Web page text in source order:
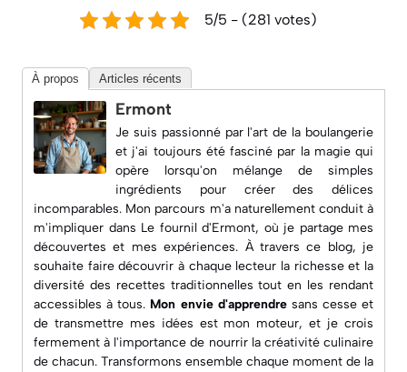
5/5 - (281 votes)
À propos Articles récents
Ermont
Je suis passionné par l'art de la boulangerie
et j'ai toujours été fasciné par la magie qui
opère lorsqu'on mélange de simples
ingrédients pour créer des délices
incomparables. Mon parcours m'a naturellement conduit à
m'impliquer dans Le fournil d'Ermont, où je partage mes
découvertes et mes expériences. À travers ce blog, je
souhaite faire découvrir à chaque lecteur la richesse et la
diversité des recettes traditionnelles tout en les rendant
accessibles à tous. Mon envie d'apprendresans cesse et
de transmettre mes idées est mon moteur, et je crois
fermement à l'importance de nourrir la créativité culinaire
de chacun. Transformons ensemble chaque moment de la